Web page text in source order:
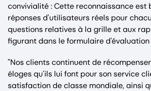
convivialité : Cette reconnaissance est
réponses d'utilisateurs réels pour
questions relatives à la grille et aux
figurant dans le formulaire d'évaluation
"Nos clients continuent de
éloges qu'ils lui font pour son service
satisfaction de classe mondiale, ainsi